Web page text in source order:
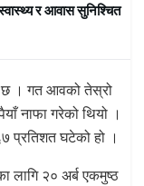
स्वास्थ्य र आवास सुनिश्चित
छ । गत आवको तेस्रो
नाफा गरेको थियो ।
प्रतिशत घटेको हो ।
लागि २० अर्ब एकमुष्ठ